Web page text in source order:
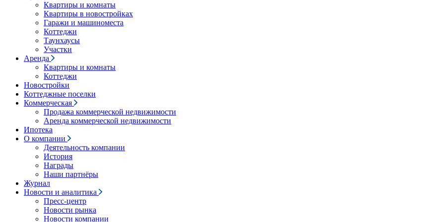
Квартиры и комнаты
Квартиры в новостройках
Гаражи и машиноместа
Коттеджи
Таунхаусы
Участки
Аренда
Квартиры и комнаты
Коттеджи
Новостройки
Коттеджные поселки
Коммерческая
Продажа коммерческой недвижимости
Аренда коммерческой недвижимости
Ипотека
О компании
Деятельность компании
История
Награды
Наши партнёры
Журнал
Новости и аналитика
Пресс-центр
Новости рынка
Новости компании